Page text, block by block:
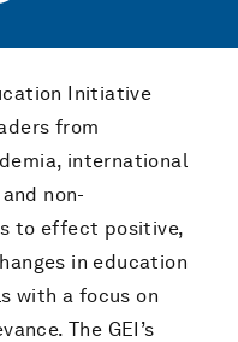
Initiative
from
international
non-
to effect positive,
in education
with a focus on
The GEI’s